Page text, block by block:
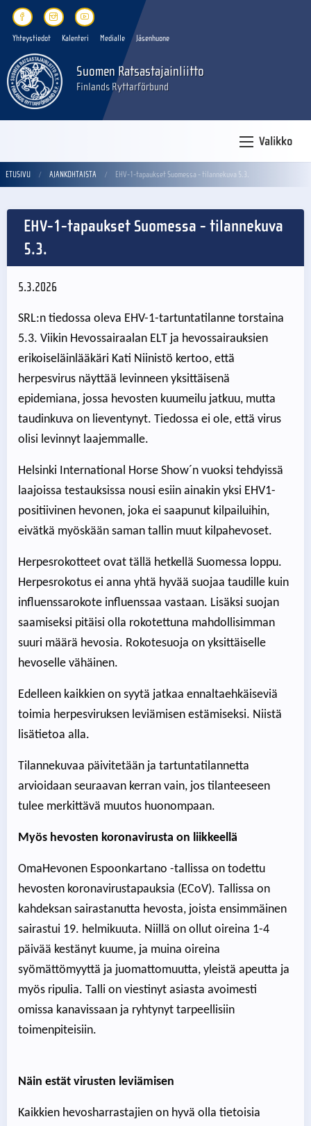
Yhteystiedot Kalenteri Medialle Jäsenhuone
Suomen Ratsastajainliitto
Finlands Ryttarförbund
Valikko
ETUSIVU AJANKOHTAISTA EHV-1-tapaukset Suomessa - tilannekuva 5.3.
EHV-1-tapaukset Suomessa - tilannekuva
5.3.
5.3.2026
SRL:n tiedossa oleva EHV-1-tartuntatilanne torstaina
5.3. Viikin Hevossairaalan ELT ja hevossairauksien
erikoiseläinlääkäri Kati Niinistö kertoo, että
herpesvirus näyttää levinneen yksittäisenä
epidemiana, jossa hevosten kuumeilu jatkuu, mutta
taudinkuva on lieventynyt. Tiedossa ei ole, että virus
olisi levinnyt laajemmalle.
Helsinki International Horse Show´n vuoksi tehdyissä
laajoissa testauksissa nousi esiin ainakin yksi EHV1-
positiivinen hevonen, joka ei saapunut kilpailuihin,
eivätkä myöskään saman tallin muut kilpahevoset.
Herpesrokotteet ovat tällä hetkellä Suomessa loppu.
Herpesrokotus ei anna yhtä hyvää suojaa taudille kuin
influenssarokote influenssaa vastaan. Lisäksi suojan
saamiseksi pitäisi olla rokotettuna mahdollisimman
suuri määrä hevosia. Rokotesuoja on yksittäiselle
hevoselle vähäinen.
Edelleen kaikkien on syytä jatkaa ennaltaehkäiseviä
toimia herpesviruksen leviämisen estämiseksi. Niistä
lisätietoa alla.
Tilannekuvaa päivitetään ja tartuntatilannetta
arvioidaan seuraavan kerran vain, jos tilanteeseen
tulee merkittävä muutos huonompaan.
Myös hevosten koronavirusta on liikkeellä
OmaHevonen Espoonkartano -tallissa on todettu
hevosten koronavirustapauksia (ECoV). Tallissa on
kahdeksan sairastanutta hevosta, joista ensimmäinen
sairastui 19. helmikuuta. Niillä on ollut oireina 1-4
päivää kestänyt kuume, ja muina oireina
syömättömyyttä ja juomattomuutta, yleistä apeutta ja
myös ripulia. Talli on viestinyt asiasta avoimesti
omissa kanavissaan ja ryhtynyt tarpeellisiin
toimenpiteisiin.
Näin estät virusten leviämisen
Kaikkien hevosharrastajien on hyvä olla tietoisia